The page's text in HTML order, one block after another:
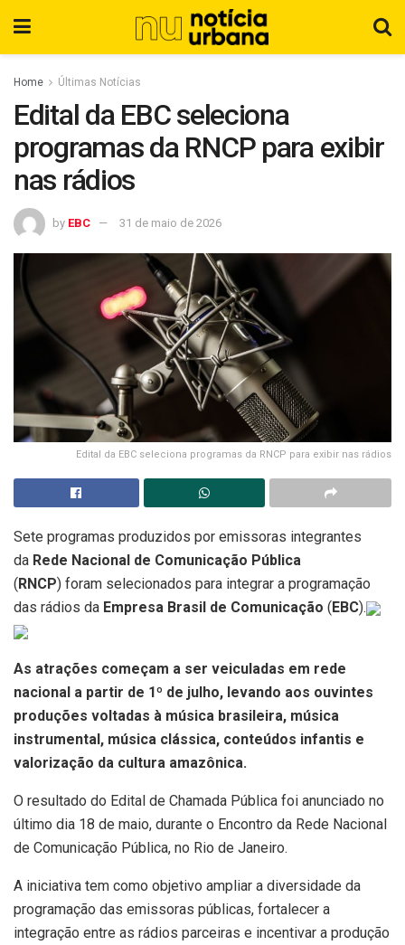
Home Últimas Notícias
Edital da EBC seleciona
programas da RNCP para exibir
nas rádios
by EBC 31 de maio de 2026
Edital da EBC seleciona programas da RNCP para exibir nas rádios
Sete programas produzidos por emissoras integrantes
da Rede Nacional de Comunicação Pública
(RNCP) foram selecionados para integrar a programação
das rádios da Empresa Brasil de Comunicação (EBC).
As atrações começam a ser veiculadas em rede
nacional a partir de 1º de julho, levando aos ouvintes
produções voltadas à música brasileira, música
instrumental, música clássica, conteúdos infantis e
valorização da cultura amazônica.
O resultado do Edital de Chamada Pública foi anunciado no
último dia 18 de maio, durante o Encontro da Rede Nacional
de Comunicação Pública, no Rio de Janeiro.
A iniciativa tem como objetivo ampliar a diversidade da
programação das emissoras públicas, fortalecer a
integração entre as rádios parceiras e incentivar a produção